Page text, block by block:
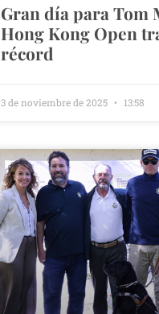
Gran día para Tom
Hong Kong Open
récord
3 de noviembre de 2025 13:58